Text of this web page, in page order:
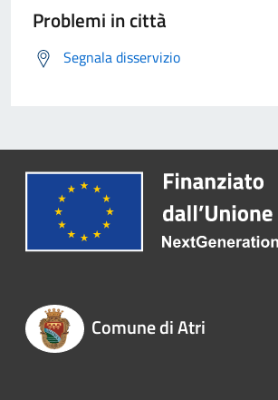
Problemi in città
Segnala disservizio
Comune di Atri